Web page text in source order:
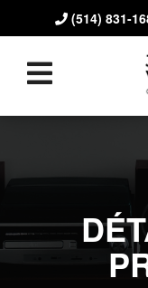
(514) 831-